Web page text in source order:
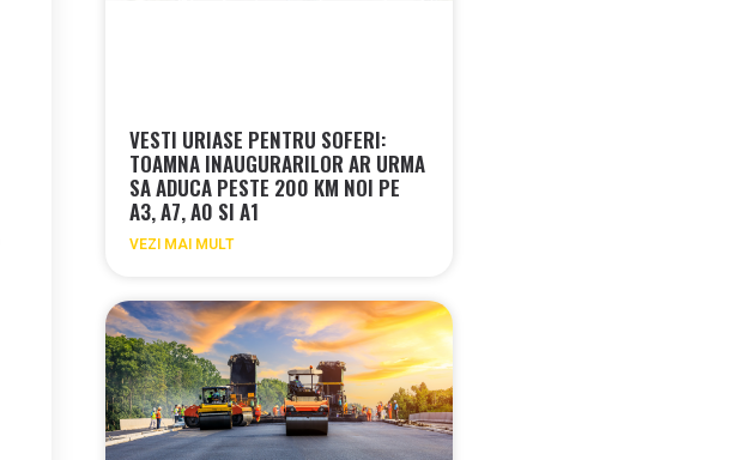
VESTI URIASE PENTRU SOFERI:
TOAMNA INAUGURARILOR AR URMA
SA ADUCA PESTE 200 KM NOI PE
A3, A7, A0 SI A1
VEZI MAI MULT